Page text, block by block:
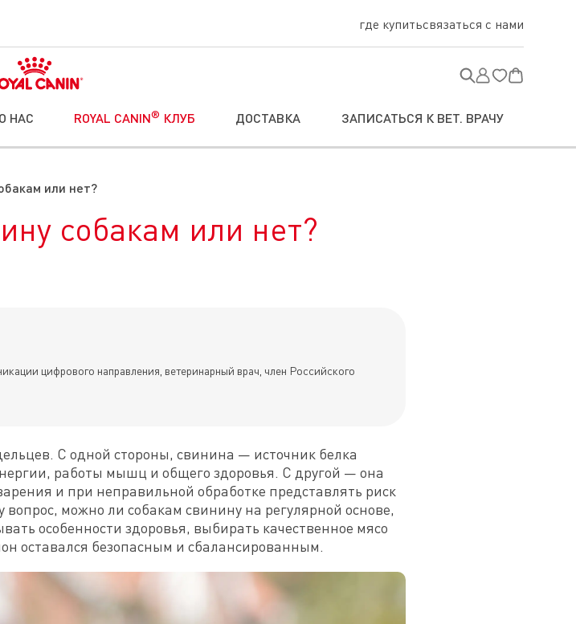
где купитьсвязаться с нами
О НАС ROYAL CANIN® КЛУБ ДОСТАВКА ЗАПИСАТЬСЯ К ВЕТ. ВРАЧУ
или нет?
собакам или нет?
цифрового направления, ветеринарный врач, член Российского
С одной стороны, свинина — источник белка
работы мышц и общего здоровья. С другой — она
и при неправильной обработке представлять риск
можно ли собакам свинину на регулярной основе,
особенности здоровья, выбирать качественное мясо
оставался безопасным и сбалансированным.